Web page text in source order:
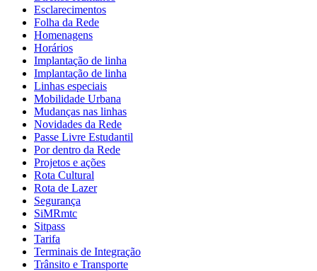
Esclarecimentos
Folha da Rede
Homenagens
Horários
Implantação de linha
Implantação de linha
Linhas especiais
Mobilidade Urbana
Mudanças nas linhas
Novidades da Rede
Passe Livre Estudantil
Por dentro da Rede
Projetos e ações
Rota Cultural
Rota de Lazer
Segurança
SiMRmtc
Sitpass
Tarifa
Terminais de Integração
Trânsito e Transporte